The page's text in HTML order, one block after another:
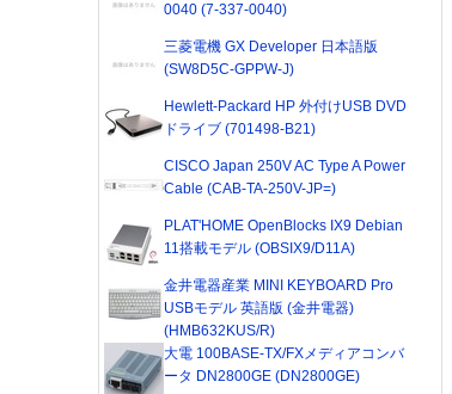
0040 (7-337-0040)
三菱電機 GX Developer 日本語版
(SW8D5C-GPPW-J)
Hewlett-Packard HP 外付けUSB DVD
ドライブ (701498-B21)
CISCO Japan 250V AC Type A Power
Cable (CAB-TA-250V-JP=)
PLAT'HOME OpenBlocks IX9 Debian
11搭載モデル (OBSIX9/D11A)
金井電器産業 MINI KEYBOARD Pro
USBモデル 英語版 (金井電器)
(HMB632KUS/R)
大電 100BASE-TX/FXメディアコンバ
ータ DN2800GE (DN2800GE)